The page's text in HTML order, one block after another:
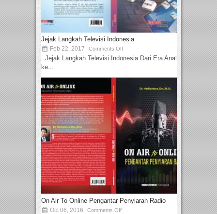
Jejak Langkah Televisi Indonesia
Feb 22, 2017 Comments Off
Jejak Langkah Televisi Indonesia Dari Era Analog
ke...
On Air To Online Pengantar Penyiaran Radio
Oct 06, 2016 Comments Off